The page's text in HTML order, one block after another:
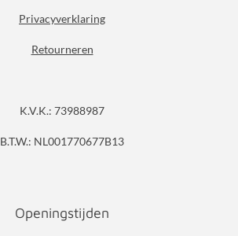
Privacyverklaring
Retourneren
K.V.K.: 73988987
B.T.W.: NL001770677B13
Openingstijden